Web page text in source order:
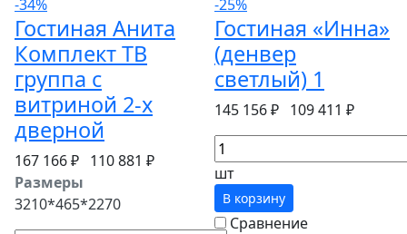
-34%
Гостиная Анита
Комплект ТВ
группа с
витриной 2-х
дверной
167 166 ₽ 110 881 ₽
Размеры
3210*465*2270
-25%
Гостиная «Инна»
(денвер
светлый) 1
145 156 ₽ 109 411 ₽
шт
В корзину
Сравнение